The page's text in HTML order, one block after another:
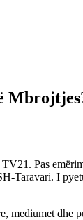
Pas
Taravari. I
mediumet